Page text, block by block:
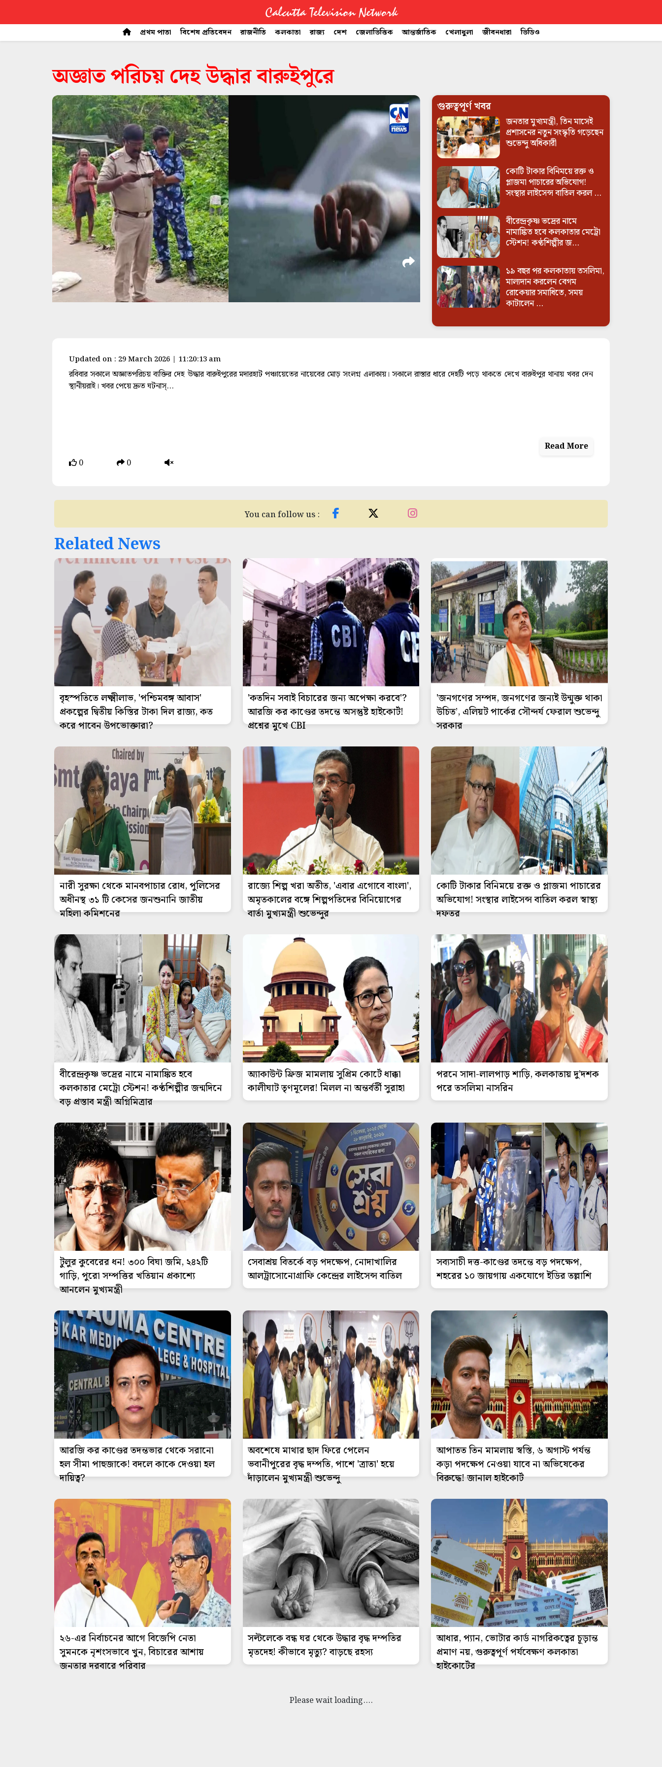
Calcutta Television Network
প্রথম পাতা বিশেষ প্রতিবেদন রাজনীতি কলকাতা রাজ্য দেশ জেলাভিত্তিক আন্তর্জাতিক খেলাধুলা জীবনধারা ভিডিও
অজ্ঞাত পরিচয় দেহ উদ্ধার বারুইপুরে
গুরুত্বপূর্ণ খবর
জনতার মুখ্যমন্ত্রী, তিন মাসেই
প্রশাসনের নতুন সংস্কৃতি গড়েছেন
শুভেন্দু অধিকারী
কোটি টাকার বিনিময়ে রক্ত ও
প্লাজমা পাচারের অভিযোগ!
সংস্থার লাইসেন্স বাতিল করল ...
বীরেন্দ্রকৃষ্ণ ভদ্রের নামে
নামাঙ্কিত হবে কলকাতার মেট্রো
স্টেশন! কণ্ঠশিল্পীর জ...
১৯ বছর পর কলকাতায় তসলিমা,
মাল্যদান করলেন বেগম
রোকেয়ার সমাধিতে, সময়
কাটালেন ...
Updated on : 29 March 2026 | 11:20:13 am
রবিবার সকালে অজ্ঞাতপরিচয় ব্যক্তির দেহ উদ্ধার বারুইপুরের মদারহাট পঞ্চায়েতের নায়েবের মোড় সংলগ্ন এলাকায়। সকালে রাস্তার ধারে দেহটি পড়ে থাকতে দেখে বারুইপুর থানায় খবর দেন
স্থানীয়রাই। খবর পেয়ে দ্রুত ঘটনাস্...
Read More
0
0
You can follow us :
Related News
বৃহস্পতিতে লক্ষ্মীলাভ, 'পশ্চিমবঙ্গ আবাস'
প্রকল্পের দ্বিতীয় কিস্তির টাকা দিল রাজ্য, কত
করে পাবেন উপভোক্তারা?
'কতদিন সবাই বিচারের জন্য অপেক্ষা করবে'?
আরজি কর কাণ্ডের তদন্তে অসন্তুষ্ট হাইকোর্ট!
প্রশ্নের মুখে CBI
'জনগণের সম্পদ, জনগণের জন্যই উন্মুক্ত থাকা
উচিত’, এলিয়ট পার্কের সৌন্দর্য ফেরাল শুভেন্দু
সরকার
নারী সুরক্ষা থেকে মানবপাচার রোধ, পুলিসের
অধীনস্থ ৩১ টি কেসের জনশুনানি জাতীয়
মহিলা কমিশনের
রাজ্যে শিল্প খরা অতীত, 'এবার এগোবে বাংলা',
অমৃতকালের বঙ্গে শিল্পপতিদের বিনিয়োগের
বার্তা মুখ্যমন্ত্রী শুভেন্দুর
কোটি টাকার বিনিময়ে রক্ত ও প্লাজমা পাচারের
অভিযোগ! সংস্থার লাইসেন্স বাতিল করল স্বাস্থ্য
দফতর
বীরেন্দ্রকৃষ্ণ ভদ্রের নামে নামাঙ্কিত হবে
কলকাতার মেট্রো স্টেশন! কণ্ঠশিল্পীর জন্মদিনে
বড় প্রস্তাব মন্ত্রী অগ্নিমিত্রার
অ্যাকাউন্ট ফ্রিজ মামলায় সুপ্রিম কোর্টে ধাক্কা
কালীঘাট তৃণমূলের! মিলল না অন্তর্বর্তী সুরাহা
পরনে সাদা-লালপাড় শাড়ি, কলকাতায় দু'দশক
পরে তসলিমা নাসরিন
টুলুর কুবেরের ধন! ৩০০ বিঘা জমি, ২৪২টি
গাড়ি, পুরো সম্পত্তির খতিয়ান প্রকাশ্যে
আনলেন মুখ্যমন্ত্রী
সেবাশ্রয় বিতর্কে বড় পদক্ষেপ, নোদাখালির
আলট্রাসোনোগ্রাফি কেন্দ্রের লাইসেন্স বাতিল
সব্যসাচী দত্ত-কাণ্ডের তদন্তে বড় পদক্ষেপ,
শহরের ১০ জায়গায় একযোগে ইডির তল্লাশি
আরজি কর কাণ্ডের তদন্তভার থেকে সরানো
হল সীমা পাহুজাকে! বদলে কাকে দেওয়া হল
দায়িত্ব?
অবশেষে মাথার ছাদ ফিরে পেলেন
ভবানীপুরের বৃদ্ধ দম্পতি, পাশে 'ত্রাতা' হয়ে
দাঁড়ালেন মুখ্যমন্ত্রী শুভেন্দু
আপাতত তিন মামলায় স্বস্তি, ৬ অগাস্ট পর্যন্ত
কড়া পদক্ষেপ নেওয়া যাবে না অভিষেকের
বিরুদ্ধে! জানাল হাইকোর্ট
২৬-এর নির্বাচনের আগে বিজেপি নেতা
সুমনকে নৃশংসভাবে খুন, বিচারের আশায়
জনতার দরবারে পরিবার
সল্টলেকে বন্ধ ঘর থেকে উদ্ধার বৃদ্ধ দম্পতির
মৃতদেহ! কীভাবে মৃত্যু? বাড়ছে রহস্য
আধার, প্যান, ভোটার কার্ড নাগরিকত্বের চূড়ান্ত
প্রমাণ নয়, গুরুত্বপূর্ণ পর্যবেক্ষণ কলকাতা
হাইকোর্টের
Please wait loading....